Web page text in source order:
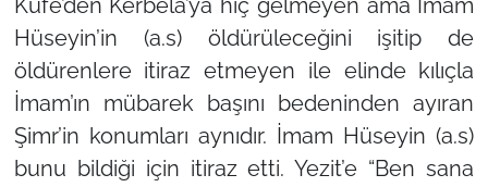
Kufe’den Kerbela’ya hiç gelmeyen ama İmam
Hüseyin’in (a.s) öldürüleceğini işitip de
öldürenlere itiraz etmeyen ile elinde kılıçla
İmam’ın mübarek başını bedeninden ayıran
Şimr’in konumları aynıdır. İmam Hüseyin (a.s)
bunu bildiği için itiraz etti. Yezit’e “Ben sana